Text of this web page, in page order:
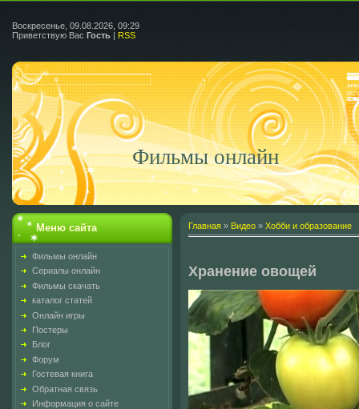
Воскресенье, 09.08.2026, 09:29
Приветствую Вас Гость | RSS
Фильмы онлайн
Меню сайта
Фильмы онлайн
Сериалы онлайн
Фильмы скачать
каталог статей
Онлайн игры
Постеры
Блог
Форум
Гостевая книга
Обратная связь
Информация о сайте
Главная » Видео » Хобби и образование
Хранение овощей